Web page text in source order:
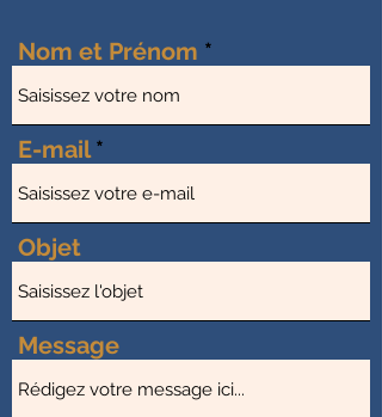
Nom et Prénom
E-mail
Objet
Message